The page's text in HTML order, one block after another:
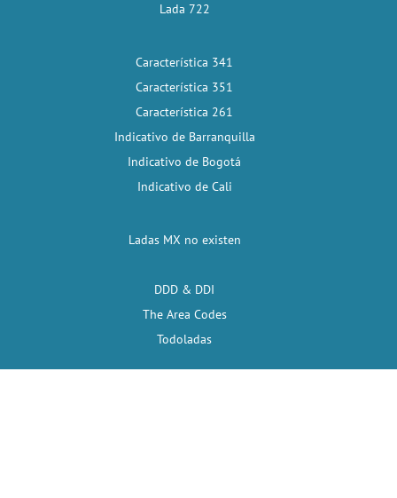
Lada 722
Característica 341
Característica 351
Característica 261
Indicativo de Barranquilla
Indicativo de Bogotá
Indicativo de Cali
Ladas MX no existen
DDD & DDI
The Area Codes
Todoladas